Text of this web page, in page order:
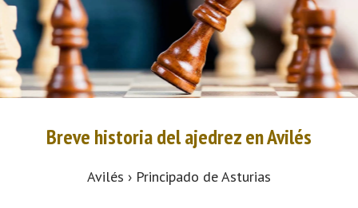
Breve historia del ajedrez en Avilés
Avilés › Principado de Asturias